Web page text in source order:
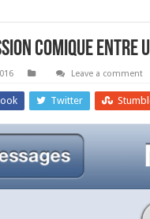
Comique Entre
Leave a comment
Twitter